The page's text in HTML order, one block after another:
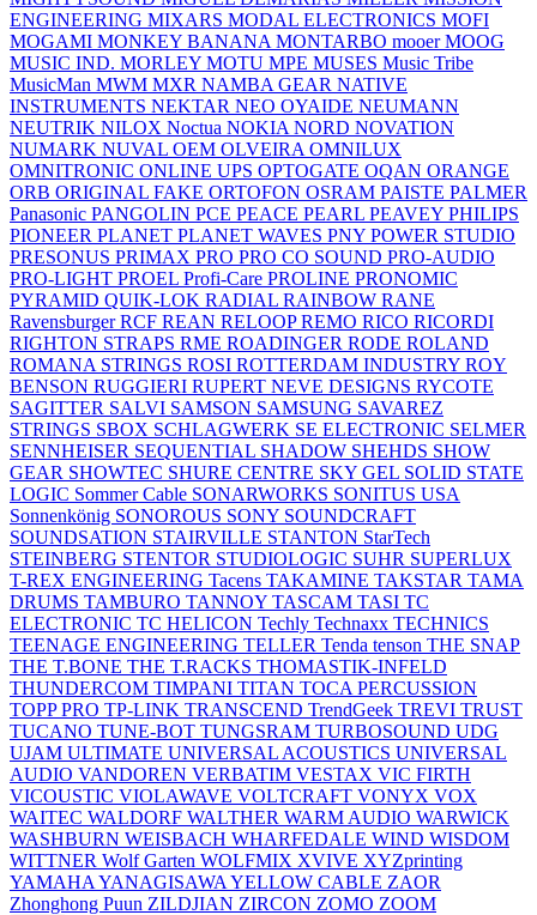
ENGINEERING MIXARS MODAL ELECTRONICS MOFI
MOGAMI MONKEY BANANA MONTARBO mooerMOOG
MUSIC IND. MORLEY MOTU MPE MUSES Music Tribe
MusicMan MWM MXR NAMBA GEAR NATIVE
INSTRUMENTS NEKTAR NEO OYAIDE NEUMANN
NEUTRIK NILOX Noctua NOKIA NORD NOVATION
NUMARK NUVAL OEM OLVEIRA OMNILUX
OMNITRONIC ONLINE UPS OPTOGATE OQAN ORANGE
ORB ORIGINAL FAKE ORTOFON OSRAM PAISTE PALMER
Panasonic PANGOLIN PCE PEACE PEARL PEAVEY PHILIPS
PIONEER PLANET PLANET WAVES PNY POWER STUDIO
PRESONUS PRIMAX PRO PRO CO SOUND PRO-AUDIO
PRO-LIGHT PROEL Profi-Care PROLINE PRONOMIC
PYRAMID QUIK-LOK RADIAL RAINBOW RANE
RavensburgerRCF REAN RELOOPREMO RICO RICORDI
RIGHTON STRAPS RME ROADINGER RODE ROLAND
ROMANA STRINGS ROSI ROTTERDAM INDUSTRY ROY
BENSON RUGGIERI RUPERT NEVE DESIGNS RYCOTE
SAGITTER SALVI SAMSON SAMSUNG SAVAREZ
STRINGS SBOX SCHLAGWERK SE ELECTRONIC SELMER
SENNHEISER SEQUENTIAL SHADOW SHEHDS SHOW
GEAR SHOWTEC SHURE CENTRE SKY GEL SOLID STATE
LOGIC Sommer Cable SONARWORKS SONITUS USA
Sonnenkönig SONOROUS SONY SOUNDCRAFT
SOUNDSATION STAIRVILLE STANTON StarTech
STEINBERG STENTOR STUDIOLOGIC SUHR SUPERLUX
T-REX ENGINEERING Tacens TAKAMINE TAKSTAR TAMA
DRUMS TAMBURO TANNOY TASCAM TASI TC
ELECTRONIC TC HELICON Techly Technaxx TECHNICS
TEENAGE ENGINEERING TELLER Tenda tenson THE SNAP
THE T.BONE THE T.RACKS THOMASTIK-INFELD
THUNDERCOM TIMPANI TITAN TOCA PERCUSSION
TOPP PRO TP-LINK TRANSCEND TrendGeek TREVI TRUST
TUCANO TUNE-BOT TUNGSRAM TURBOSOUND UDG
UJAM ULTIMATE UNIVERSAL ACOUSTICS UNIVERSAL
AUDIO VANDOREN VERBATIM VESTAX VIC FIRTH
VICOUSTIC VIOLAWAVE VOLTCRAFT VONYX VOX
WAITEC WALDORF WALTHER WARM AUDIO WARWICK
WASHBURN WEISBACH WHARFEDALE WIND WISDOM
WITTNER Wolf Garten WOLFMIX XVIVE XYZprinting
YAMAHA YANAGISAWA YELLOW CABLE ZAOR
Zhonghong Puun ZILDJIAN ZIRCON ZOMO ZOOM